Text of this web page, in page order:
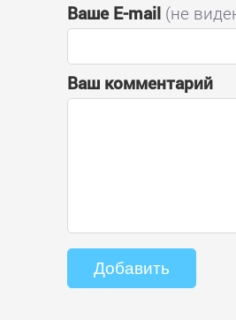
Ваше E-mail (не
Ваш комментарий